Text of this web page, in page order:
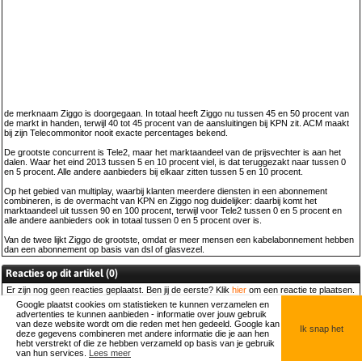
de merknaam Ziggo is doorgegaan. In totaal heeft Ziggo nu tussen 45 en 50 procent van
de markt in handen, terwijl 40 tot 45 procent van de aansluitingen bij KPN zit. ACM maakt
bij zijn Telecommonitor nooit exacte percentages bekend.
De grootste concurrent is Tele2, maar het marktaandeel van de prijsvechter is aan het
dalen. Waar het eind 2013 tussen 5 en 10 procent viel, is dat teruggezakt naar tussen 0
en 5 procent. Alle andere aanbieders bij elkaar zitten tussen 5 en 10 procent.
Op het gebied van multiplay, waarbij klanten meerdere diensten in een abonnement
combineren, is de overmacht van KPN en Ziggo nog duidelijker: daarbij komt het
marktaandeel uit tussen 90 en 100 procent, terwijl voor Tele2 tussen 0 en 5 procent en
alle andere aanbieders ook in totaal tussen 0 en 5 procent over is.
Van de twee lijkt Ziggo de grootste, omdat er meer mensen een kabelabonnement hebben
dan een abonnement op basis van dsl of glasvezel.
Reacties op dit artikel (0)
Er zijn nog geen reacties geplaatst. Ben jij de eerste? Klik hier om een reactie te plaatsen.
© HelpdeskWeb.nl, 2026 | Contact
Google plaatst cookies om statistieken te kunnen verzamelen en
advertenties te kunnen aanbieden - informatie over jouw gebruik
van deze website wordt om die reden met hen gedeeld. Google kan
deze gegevens combineren met andere informatie die je aan hen
hebt verstrekt of die ze hebben verzameld op basis van je gebruik
van hun services. Lees meer
Ik snap het